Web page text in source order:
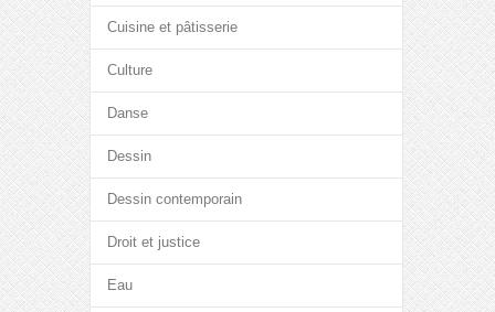
Cuisine et pâtisserie
Culture
Danse
Dessin
Dessin contemporain
Droit et justice
Eau